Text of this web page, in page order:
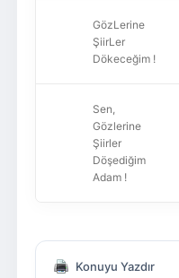
GözLerine
ŞiirLer
Dökeceğim !
Sen,
Gözlerine
Şiirler
Döşediğim
Adam !
Konuyu Yazdır